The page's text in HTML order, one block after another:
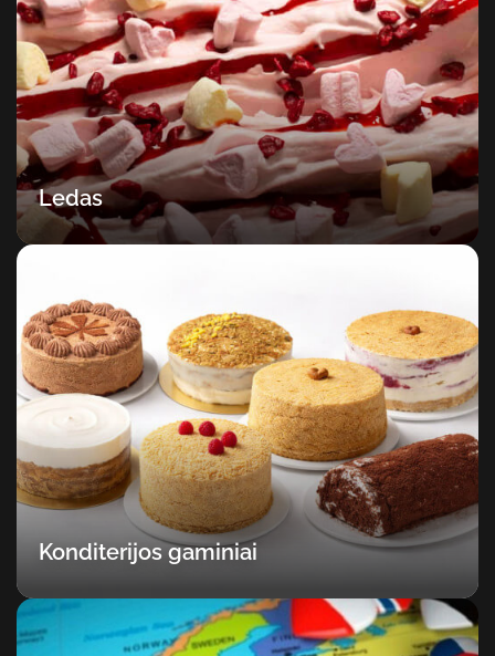
Ledas
Konditerijos gaminiai